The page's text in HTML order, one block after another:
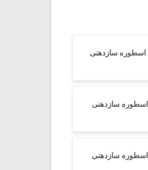
Sonny Boy اسطوره سازدهنی
Sonny Boyاسطوره سازدهنی
Sonny Boyاسطوره سازدهنی